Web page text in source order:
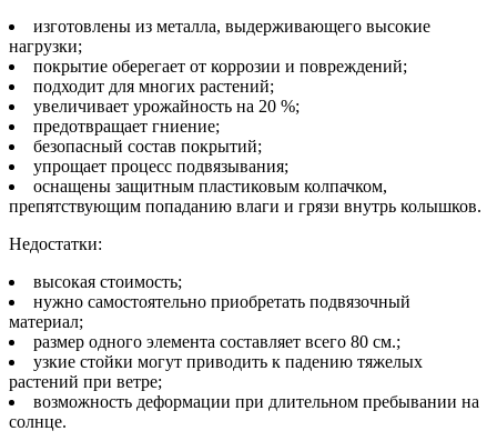
изготовлены из металла, выдерживающего высокие
нагрузки;
покрытие оберегает от коррозии и повреждений;
подходит для многих растений;
увеличивает урожайность на 20 %;
предотвращает гниение;
безопасный состав покрытий;
упрощает процесс подвязывания;
оснащены защитным пластиковым колпачком,
препятствующим попаданию влаги и грязи внутрь колышков.
Недостатки:
высокая стоимость;
нужно самостоятельно приобретать подвязочный
материал;
размер одного элемента составляет всего 80 см.;
узкие стойки могут приводить к падению тяжелых
растений при ветре;
возможность деформации при длительном пребывании на
солнце.